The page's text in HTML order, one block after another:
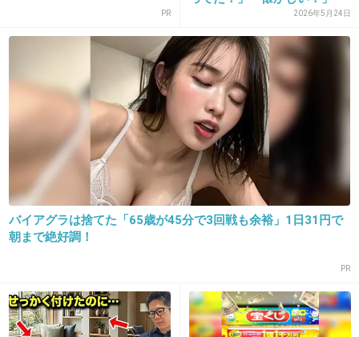
最近、観てるとイラっとする。
私だけだろうか？
+26
芸もだけどこの人の声が苦手
+28 -3
PR 2026年5月24日
バイアグラは捨てた「65歳が45分で3回戦も余裕」1日31円で
朝まで絶好調！
PR